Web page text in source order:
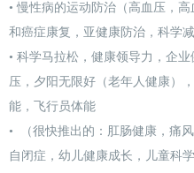
• 慢性病的运动防治（高血压，
和癌症康复，亚健康防治，科学
• 科学马拉松，健康领导力，企
压，夕阳无限好（老年人健康）
能，飞行员体能
• （很快推出的：肛肠健康，痛
自闭症，幼儿健康成长，儿童科